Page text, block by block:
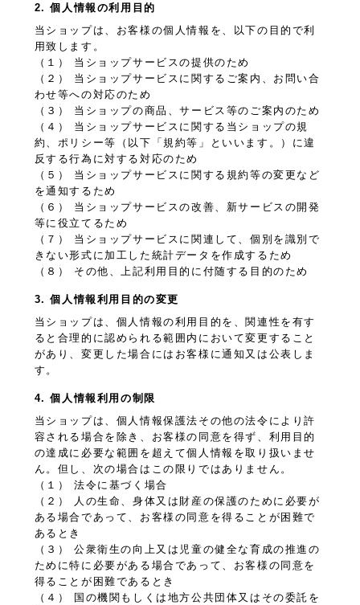
2. 個人情報の利用目的
当ショップは、お客様の個人情報を、以下の目的で利
用致します。
（１） 当ショップサービスの提供のため
（２） 当ショップサービスに関するご案内、お問い合
わせ等への対応のため
（３） 当ショップの商品、サービス等のご案内のため
（４） 当ショップサービスに関する当ショップの規
約、ポリシー等（以下「規約等」といいます。）に違
反する行為に対する対応のため
（５） 当ショップサービスに関する規約等の変更など
を通知するため
（６） 当ショップサービスの改善、新サービスの開発
等に役立てるため
（７） 当ショップサービスに関連して、個別を識別で
きない形式に加工した統計データを作成するため
（８） その他、上記利用目的に付随する目的のため
3. 個人情報利用目的の変更
当ショップは、個人情報の利用目的を、関連性を有す
ると合理的に認められる範囲内において変更すること
があり、変更した場合にはお客様に通知又は公表しま
す。
4. 個人情報利用の制限
当ショップは、個人情報保護法その他の法令により許
容される場合を除き、お客様の同意を得ず、利用目的
の達成に必要な範囲を超えて個人情報を取り扱いませ
ん。但し、次の場合はこの限りではありません。
（１） 法令に基づく場合
（２） 人の生命、身体又は財産の保護のために必要が
ある場合であって、お客様の同意を得ることが困難で
あるとき
（３） 公衆衛生の向上又は児童の健全な育成の推進の
ために特に必要がある場合であって、お客様の同意を
得ることが困難であるとき
（４） 国の機関もしくは地方公共団体又はその委託を